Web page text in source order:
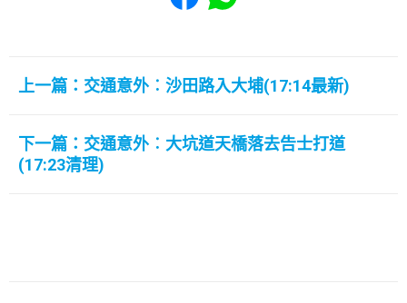
上一篇：交通意外︰沙田路入大埔(17:14最新)
下一篇：交通意外︰大坑道天橋落去告士打道
(17:23清理)